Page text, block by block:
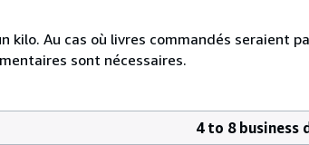
kilo. Au cas où livres commandés seraient
sont nécessaires.
4 to 8 business